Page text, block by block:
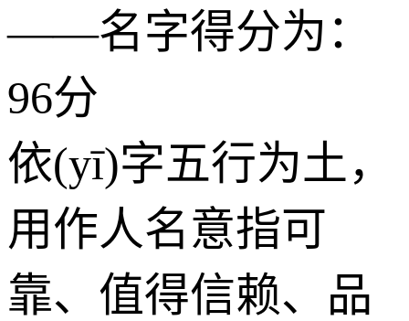
——名字得分为：
96分
依(yī)字五行为土，
用作人名意指可
靠、值得信赖、品